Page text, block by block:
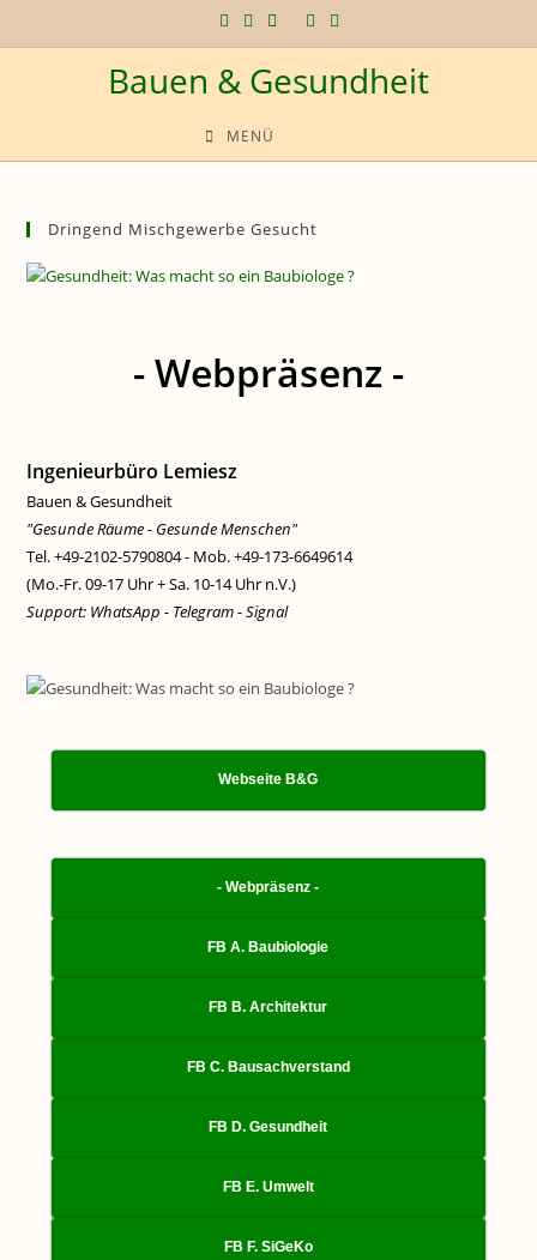
Inhalt
Bauen & Gesundheit
MENÜ
Dringend Mischgewerbe Gesucht
- Webpräsenz -
Ingenieurbüro Lemiesz
Bauen & Gesundheit
"Gesunde Räume - Gesunde Menschen"
Tel. +49-2102-5790804 - Mob. +49-173-6649614
(Mo.-Fr. 09-17 Uhr + Sa. 10-14 Uhr n.V.)
Support: WhatsApp - Telegram - Signal
Webseite B&G
- Webpräsenz -
FB A. Baubiologie
FB B. Architektur
FB C. Bausachverstand
FB D. Gesundheit
FB E. Umwelt
FB F. SiGeKo